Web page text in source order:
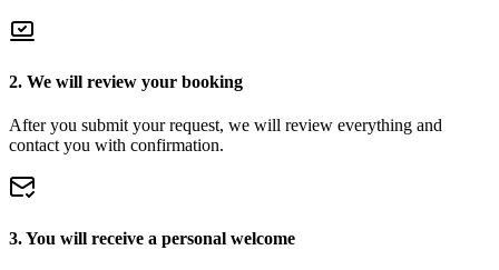
2. We will review your booking
After you submit your request, we will review everything and
contact you with confirmation.
3. You will receive a personal welcome